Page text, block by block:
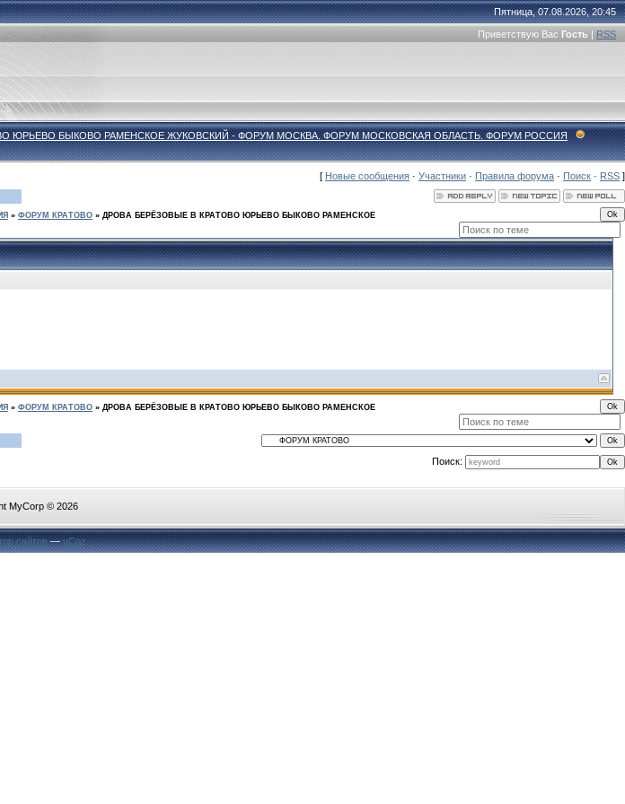
Пятница, 07.08.2026, 20:45
Приветствую Вас Гость | RSS
ЮРЬЕВО БЫКОВО РАМЕНСКОЕ ЖУКОВСКИЙ - ФОРУМ МОСКВА. ФОРУМ МОСКОВСКАЯ ОБЛАСТЬ. ФОРУМ РОССИЯ
[ Новые сообщения · Участники · Правила форума · Поиск · RSS ]
» ФОРУМ КРАТОВО » ДРОВА БЕРЁЗОВЫЕ В КРАТОВО ЮРЬЕВО БЫКОВО РАМЕНСКОЕ
» ФОРУМ КРАТОВО » ДРОВА БЕРЁЗОВЫЕ В КРАТОВО ЮРЬЕВО БЫКОВО РАМЕНСКОЕ
Поиск:
MyCorp © 2026
сайтов—uCoz